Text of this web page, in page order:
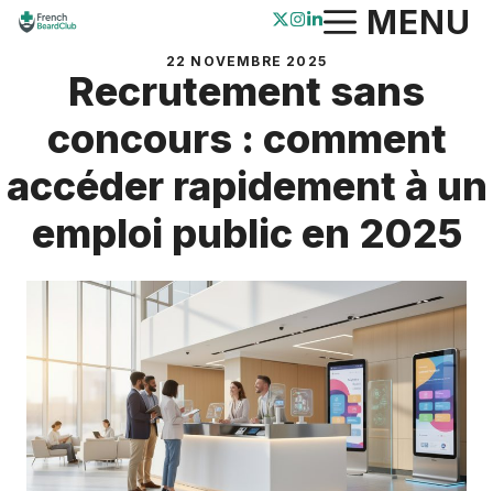
Aller
contenu
MENU
22 NOVEMBRE 2025
Recrutement sans
concours : comment
accéder rapidement à un
emploi public en 2025